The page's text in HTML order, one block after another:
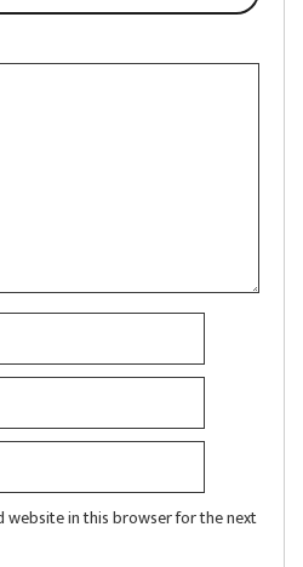
website in this browser for the next